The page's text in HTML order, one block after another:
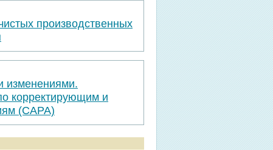
производственных
изменениями.
корректирующим и
(САРА)